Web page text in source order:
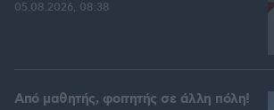
05.08.2026, 08:38
Από μαθητής, φοιτητής σε άλλη πόλη!